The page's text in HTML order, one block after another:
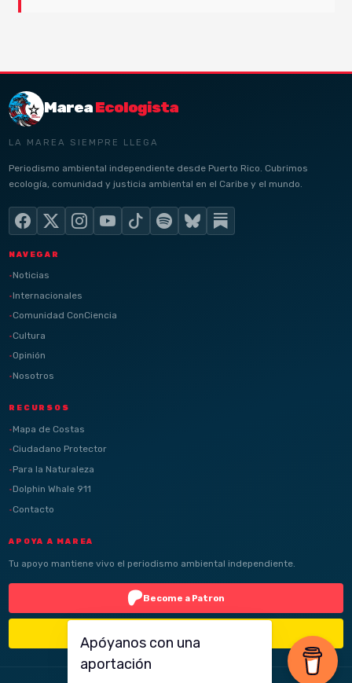
MareaEcologista
LA MAREA SIEMPRE LLEGA
Periodismo ambiental independiente desde Puerto Rico. Cubrimos
ecología, comunidad y justicia ambiental en el Caribe y el mundo.
NAVEGAR
Noticias
Internacionales
Comunidad ConCiencia
Cultura
Opinión
Nosotros
RECURSOS
Mapa de Costas
Ciudadano Protector
Para la Naturaleza
Dolphin Whale 911
Contacto
APOYA A MAREA
Tu apoyo mantiene vivo el periodismo ambiental independiente.
Become a Patron
Apóyanos con una
aportación